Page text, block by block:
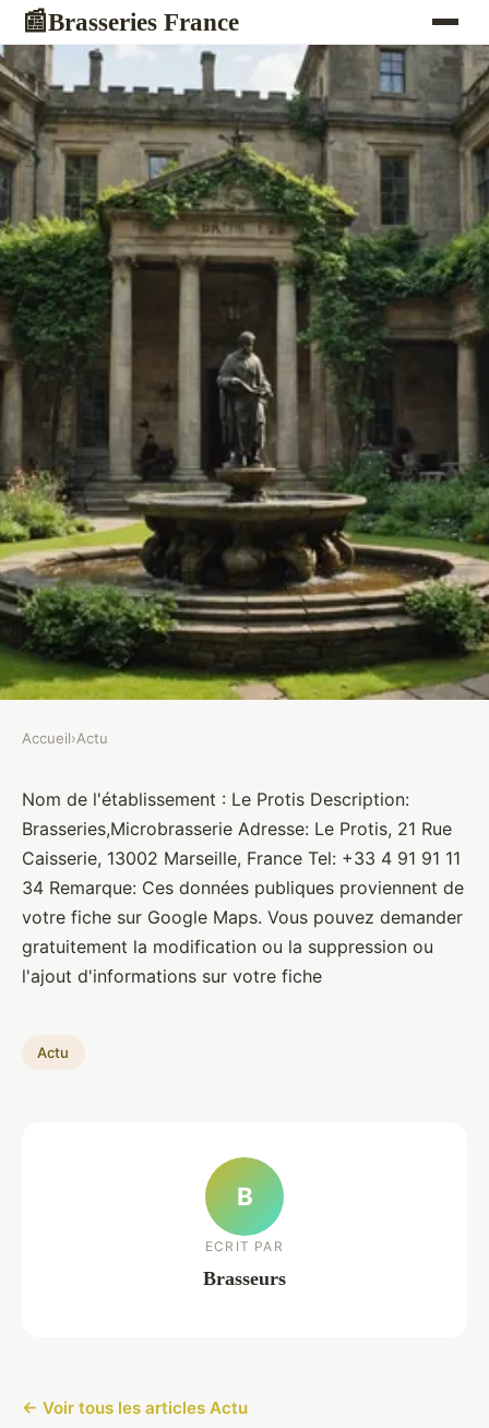
📰Brasseries France
Le Protis
Brasseurs• 10 janvier 2022•1 min de lecture
Accueil›Actu
Nom de l'établissement : Le Protis Description:
Brasseries,Microbrasserie Adresse: Le Protis, 21 Rue
Caisserie, 13002 Marseille, France Tel: +33 4 91 91 11
34 Remarque: Ces données publiques proviennent de
votre fiche sur Google Maps. Vous pouvez demander
gratuitement la modification ou la suppression ou
l'ajout d'informations sur votre fiche
Actu
B
ECRIT PAR
Brasseurs
← Voir tous les articles Actu